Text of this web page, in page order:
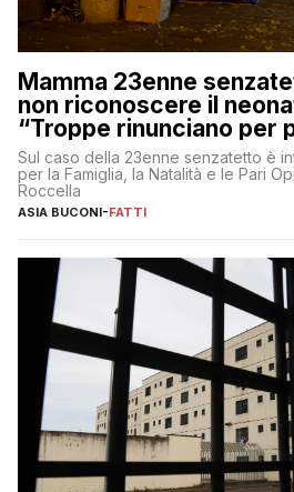
Mamma 23enne
non riconoscere il
“Troppe rinunciano per
Sul caso della 23enne senzatetto è
per la Famiglia, la Natalità e le Pari
Roccella
ASIA BUCONI-FATTI